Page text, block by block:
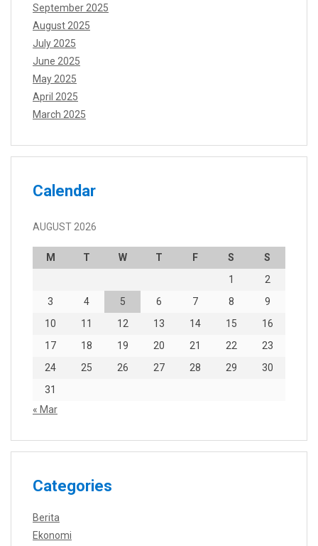
September 2025
August 2025
July 2025
June 2025
May 2025
April 2025
March 2025
Calendar
AUGUST 2026
M T W T F S
S
1
2
3
4 5 6 7 8
9
10
11 12 13 14 15
16
17
18 19 20 21 22
23
24
25 26 27 28 29
30
31
« Mar
Categories
Berita
Ekonomi